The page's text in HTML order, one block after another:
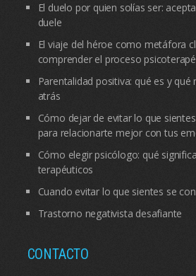
El duelo por quien solías ser:
duele
El viaje del héroe como metáfora
comprender el proceso
Parentalidad positiva: qué es y
atrás
Cómo dejar de evitar lo que
para relacionarte mejor con tus
Cómo elegir psicólogo: qué
terapéuticos
Cuando evitar lo que sientes se
Trastorno negativista desafiante
CONTACTO